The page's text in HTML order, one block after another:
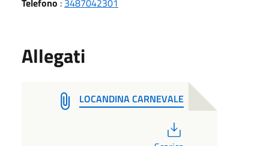
Allegati
LOCANDINA CARNEVALE